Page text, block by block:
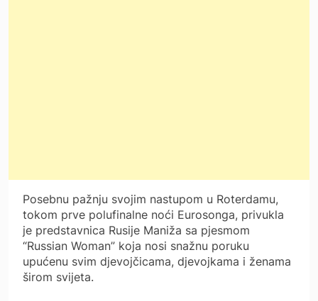
Posebnu pažnju svojim nastupom u Roterdamu,
tokom prve polufinalne noći Eurosonga, privukla
je predstavnica Rusije Maniža sa pjesmom
“Russian Woman” koja nosi snažnu poruku
upućenu svim djevojčicama, djevojkama i ženama
širom svijeta.